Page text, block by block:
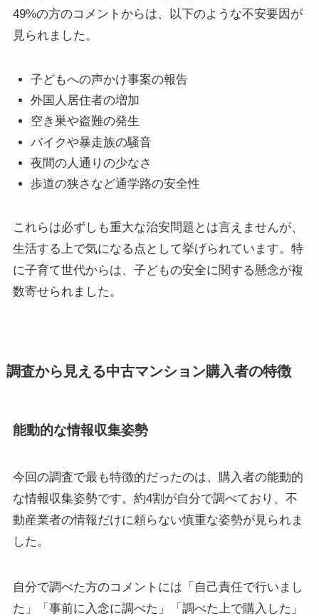
49%の方のコメントからは、以下のような不安要因が
見られました。
子どもへの声かけ事案の報告
外国人居住者の増加
空き巣や盗難の発生
バイクや暴走族の騒音
夜間の人通りの少なさ
歩道の狭さなど通学路の安全性
これらは必ずしも重大な治安問題とは言えませんが、
生活する上で気になる点として挙げられています。特
に子育て世代からは、子どもの安全に関する懸念が複
数寄せられました。
調査から見える中古マンション購入者の特徴
能動的な情報収集姿勢
今回の調査で最も特徴的だったのは、購入者の能動的
な情報収集姿勢です。約4割が自分で調べており、不
動産業者の情報だけに頼らない慎重な姿勢が見られま
した。
自分で調べた方のコメントには「自己責任で行いまし
た」「事前に入念に調べた」「調べた上で購入した」